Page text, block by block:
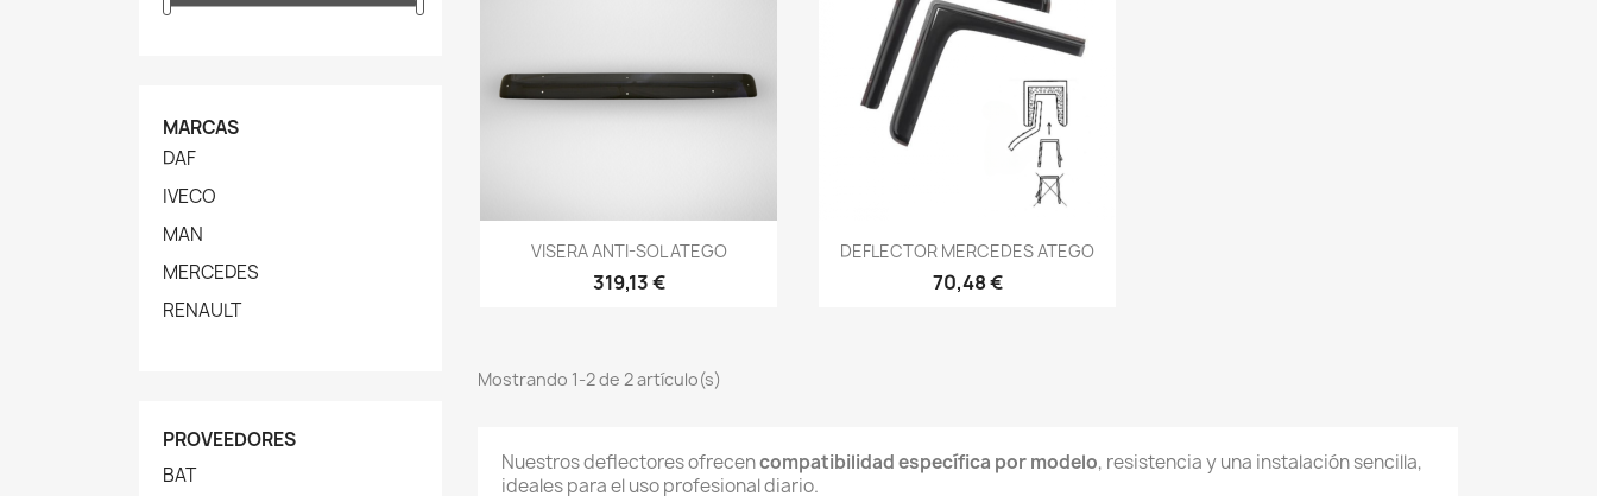
MARCAS
DAF
IVECO
MAN
MERCEDES
RENAULT
PROVEEDORES
BAT
 Vista rápida
VISERA ANTI-SOL ATEGO
319,13 €
Vista rápida
DEFLECTOR MERCEDES ATEGO
70,48 €
Mostrando 1-2 de 2 artículo(s)
Nuestros deflectores ofrecencompatibilidad específica por modelo, resistencia y una instalación sencilla,
ideales para el uso profesional diario.